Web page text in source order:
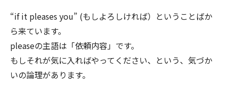
“if it pleases you” (もしよろしければ）ということばか
ら来ています。
pleaseの主語は「依頼内容」です。
もしそれが気に入ればやってください、という、気づか
いの論理があります。